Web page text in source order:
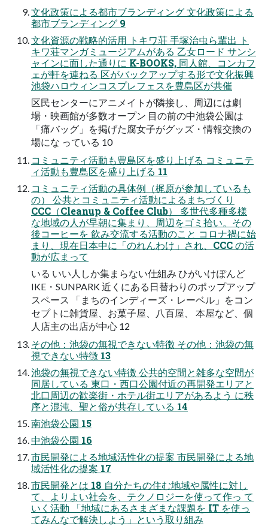
文化政策による都市ブランディング 文化政策による
都市ブランディング 9
文化資源の戦略的活用 トキワ荘 手塚治虫ら輩出 ト
キワ荘マンガミュージアムがある 乙女ロード サンシ
ャインに面した通りに K-BOOKS, 同人館、コンカフ
ェが軒を連ねる 区がバックアップする形で文化振興
池袋ハロウィンコスプレフェスを豊島区が共催
区民センターにアニメイトが隣接し、周辺には劇
場・映画館が多数オープン 目の前の中池袋公園は
「痛バッグ」を掲げた腐女子がグッズ・情報交換の
場にな っている 10
コミュニティ活動も豊島区を盛り上げる コミュニテ
ィ活動も豊島区を盛り上げる 11
コミュニティ活動の具体例（梶原が参加しているも
の） 公共とコミュニティ活動によるまちづくり
CCC（Cleanup & Coffee Club） 多世代多種多様
な地域の人が早朝に集まり、周辺をゴミ拾い。その
後コーヒーを 飲み交流する活動のこと コロナ禍に始
まり、現在日本中に「のれんわけ」され、CCC の活
動が広まって
いる いい人しか集まらない仕組み ひがいけぽんど
IKE・SUNPARK 近くにある日替わりのポップアップ
スペース 「まちのインディーズ・レーベル」をコン
セプトに雑貨屋、お菓子屋、八百屋、 本屋など、個
人店主の出店が中心 12
その他：池袋の無視できない特徴 その他：池袋の無
視できない特徴 13
池袋の無視できない特徴 公共的空間と雑多な空間が
同居している 東口・西口公園付近の再開発エリアと
北口周辺の歓楽街・ホテル街エリアがあるよう に秩
序と混沌、聖と俗が共存している 14
南池袋公園 15
中池袋公園 16
市民開発による地域活性化の提案 市民開発による地
域活性化の提案 17
市民開発とは 18 自分たちの住む地域や属性に対し
て、よりよい社会を、テクノロジーを使って作っ て
いく活動 「地域にあるさまざまな課題を IT を使っ
てみんなで解決しよう」という取り組み